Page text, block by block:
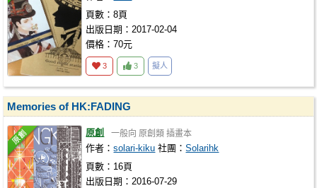
頁數：8頁
出版日期：2017-02-04
價格：70元
3 3 擬人
Memories of HK:FADING
原創 一般向 原創類 插畫本
作者：solari-kiku 社團：Solarihk
頁數：16頁
出版日期：2016-07-29